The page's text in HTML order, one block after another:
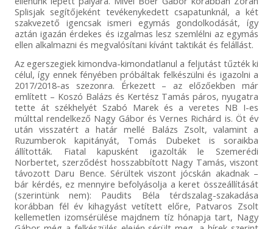
Splisjak segítőjeként tevékenykedett csapatunknál, a két
szakvezető igencsak ismeri egymás gondolkodását, így
aztán igazán érdekes és izgalmas lesz szemlélni az egymás
ellen alkalmazni és megvalósítani kívánt taktikát és felállást.
Az egerszegiek kimondva-kimondatlanul a feljutást tűzték ki
célul, így ennek fényében próbáltak felkészülni és igazolni a
2017/2018-as szezonra. Érkezett – az előzőekben már
említett – Koszó Balázs és Kertész Tamás páros, nyugatra
tette át székhelyét Szabó Marek és a veretes NB I-es
múlttal rendelkező Nagy Gábor és Vernes Richárd is. Öt év
után visszatért a határ mellé Balázs Zsolt, valamint a
Ruzumberok kapitányát, Tomás Dubeket is soraikba
állították. Fiatal kapusként igazolták le Szemerédi
Norbertet, szerződést hosszabbított Nagy Tamás, viszont
távozott Daru Bence. Sérültek viszont jócskán akadnak –
bár kérdés, ez mennyire befolyásolja a keret összeállítását
(szerintünk nem): Paudits Béla térdszalag-szakadása
korábban fél év kihagyást vetített előre, Patvaros Zsolt
kellemetlen izomsérülése majdnem tíz hónapja tart, Nagy